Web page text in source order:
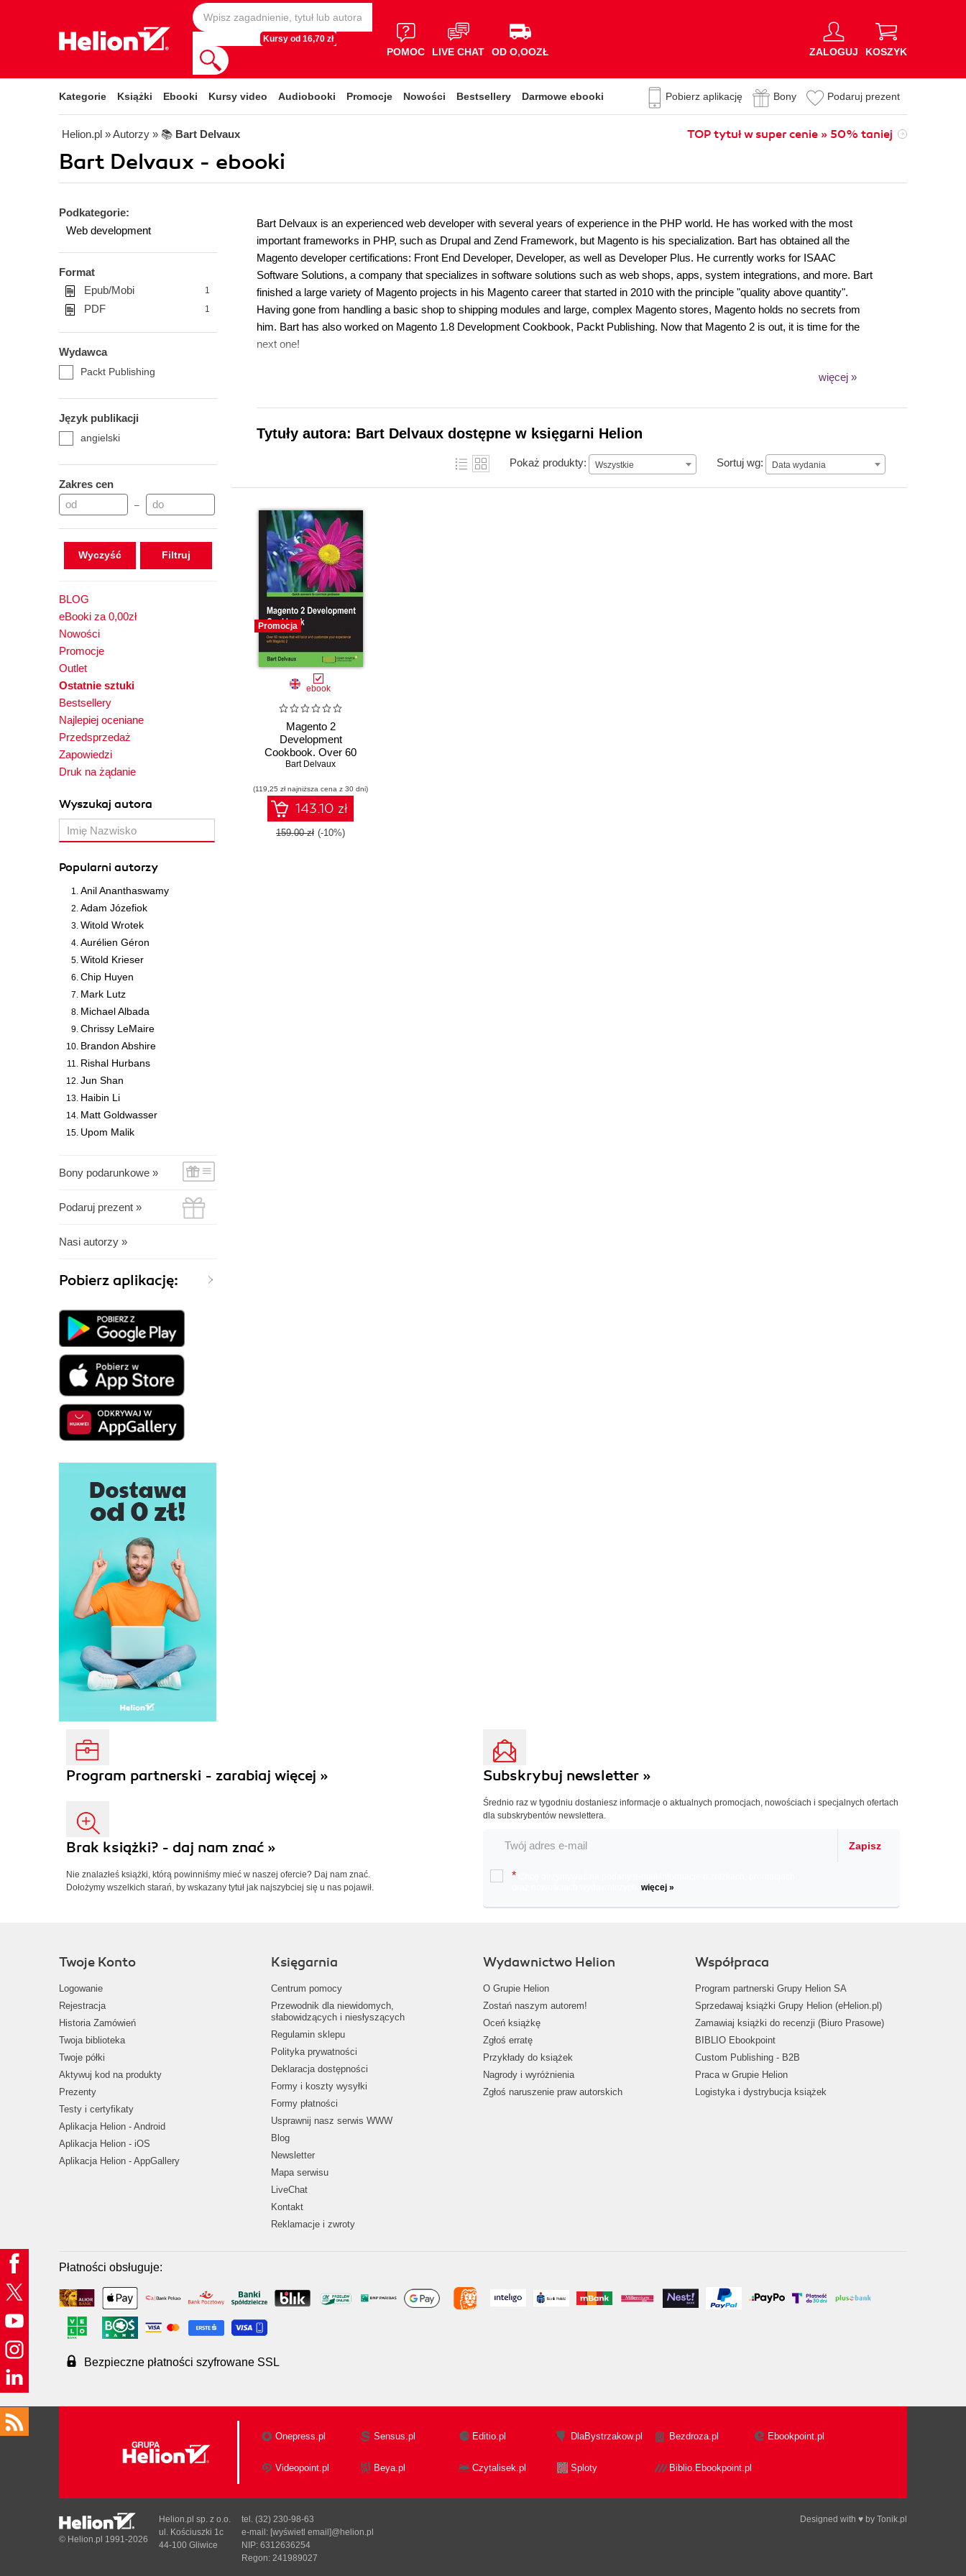
Kursy od 16,70 zł
POMOC LIVE CHAT OD O,OOZŁ ZALOGUJ KOSZYK
Kategorie Książki Ebooki Kursy video Audiobooki Promocje Nowości Bestsellery Darmowe ebooki Pobierz aplikację Bony Podaruj prezent
Helion.pl » Autorzy » 📚 Bart Delvaux TOP tytuł w super cenie » 50% taniej
Bart Delvaux - ebooki
Podkategorie:
Web development
Format
Epub/Mobi
1
PDF 1
Wydawca
Packt Publishing
Język publikacji
angielski
Zakres cen
–
Wyczyść
BLOG
eBooki za 0,00zł
Nowości
Promocje
Outlet
Ostatnie sztuki
Bestsellery
Najlepiej oceniane
Przedsprzedaż
Zapowiedzi
Druk na żądanie
Wyszukaj autora
Popularni autorzy
Anil Ananthaswamy
Adam Józefiok
Witold Wrotek
Aurélien Géron
Witold Krieser
Chip Huyen
Mark Lutz
Michael Albada
Chrissy LeMaire
Brandon Abshire
Rishal Hurbans
Jun Shan
Haibin Li
Matt Goldwasser
Upom Malik
Bony podarunkowe »
Podaruj prezent »
Nasi autorzy »
Pobierz aplikację:
Bart Delvaux is an experienced web developer with several years of experience in the PHP world. He has worked with the most
important frameworks in PHP, such as Drupal and Zend Framework, but Magento is his specialization. Bart has obtained all the
Magento developer certifications: Front End Developer, Developer, as well as Developer Plus. He currently works for ISAAC
Software Solutions, a company that specializes in software solutions such as web shops, apps, system integrations, and more. Bart
finished a large variety of Magento projects in his Magento career that started in 2010 with the principle "quality above quantity".
Having gone from handling a basic shop to shipping modules and large, complex Magento stores, Magento holds no secrets from
him. Bart has also worked on Magento 1.8 Development Cookbook, Packt Publishing. Now that Magento 2 is out, it is time for the
next one!
więcej »
Tytuły autora: Bart Delvaux dostępne w księgarni Helion
Pokaż produkty: Wszystkie Sortuj wg: Data wydania
Data wydania
Promocja
ebook
Magento 2
Development
Cookbook. Over 60
recipes that will tailor
experience with
Magento 2
Bart Delvaux
(119,25 zł najniższa cena z 30 dni)
143.10 zł
159.00 zł (-10%)
Program partnerski - zarabiaj więcej »
Brak książki? - daj nam znać »
Nie znalazłeś książki, którą powinniśmy mieć w naszej ofercie? Daj nam znać.
Dołożymy wszelkich starań, by wskazany tytuł jak najszybciej się u nas pojawił.
Subskrybuj newsletter »
Średnio raz w tygodniu dostaniesz informacje o aktualnych promocjach, nowościach i specjalnych ofertach
dla subskrybentów newslettera.
Zapisz
*
więcej »
Twoje Konto
Logowanie
Rejestracja
Historia Zamówień
Twoja biblioteka
Twoje półki
Aktywuj kod na produkty
Prezenty
Testy i certyfikaty
Aplikacja Helion - Android
Aplikacja Helion - iOS
Aplikacja Helion - AppGallery
Księgarnia
Centrum pomocy
Przewodnik dla niewidomych,
słabowidzących i niesłyszących
Regulamin sklepu
Polityka prywatności
Deklaracja dostępności
Formy i koszty wysyłki
Formy płatności
Usprawnij nasz serwis WWW
Blog
Newsletter
Mapa serwisu
LiveChat
Kontakt
Reklamacje i zwroty
Wydawnictwo Helion
O Grupie Helion
Zostań naszym autorem!
Oceń książkę
Zgłoś erratę
Przykłady do książek
Nagrody i wyróżnienia
Zgłoś naruszenie praw autorskich
Współpraca
Program partnerski Grupy Helion SA
Sprzedawaj książki Grupy Helion (eHelion.pl)
Zamawiaj książki do recenzji (Biuro Prasowe)
BIBLIO Ebookpoint
Custom Publishing - B2B
Praca w Grupie Helion
Logistyka i dystrybucja książek
Płatności obsługuje:
Bezpieczne płatności szyfrowane SSL
Onepress.pl Sensus.pl Editio.pl DlaBystrzakow.pl Bezdroza.pl Ebookpoint.pl
Videopoint.pl Beya.pl Czytalisek.pl Sploty Biblio.Ebookpoint.pl
Designed with ♥ by Tonik.pl
© Helion.pl 1991-2026
Helion.pl sp. z o.o.
ul. Kościuszki 1c
44-100 Gliwice
tel. (32) 230-98-63
e-mail: [wyświetl email]@helion.pl
NIP: 6312636254
Regon: 241989027